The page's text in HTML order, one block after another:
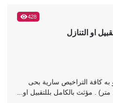
428
او التنازل
كافة التراخيص سارية بحى